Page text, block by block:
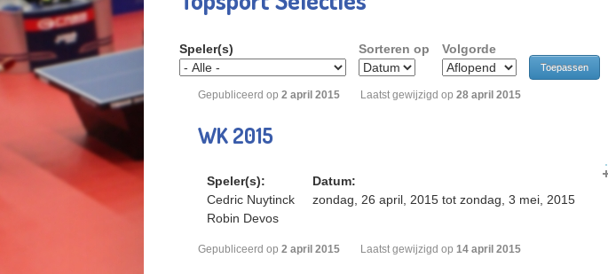
Speler(s) Sorteren op Volgorde
Gepubliceerd op 2 april 2015 Laatst gewijzigd op 28 april 2015
WK 2015
Speler(s):
Cedric Nuytinck
Robin Devos
Datum:
zondag, 26 april, 2015 tot zondag, 3 mei, 2015
Gepubliceerd op 2 april 2015 Laatst gewijzigd op 14 april 2015